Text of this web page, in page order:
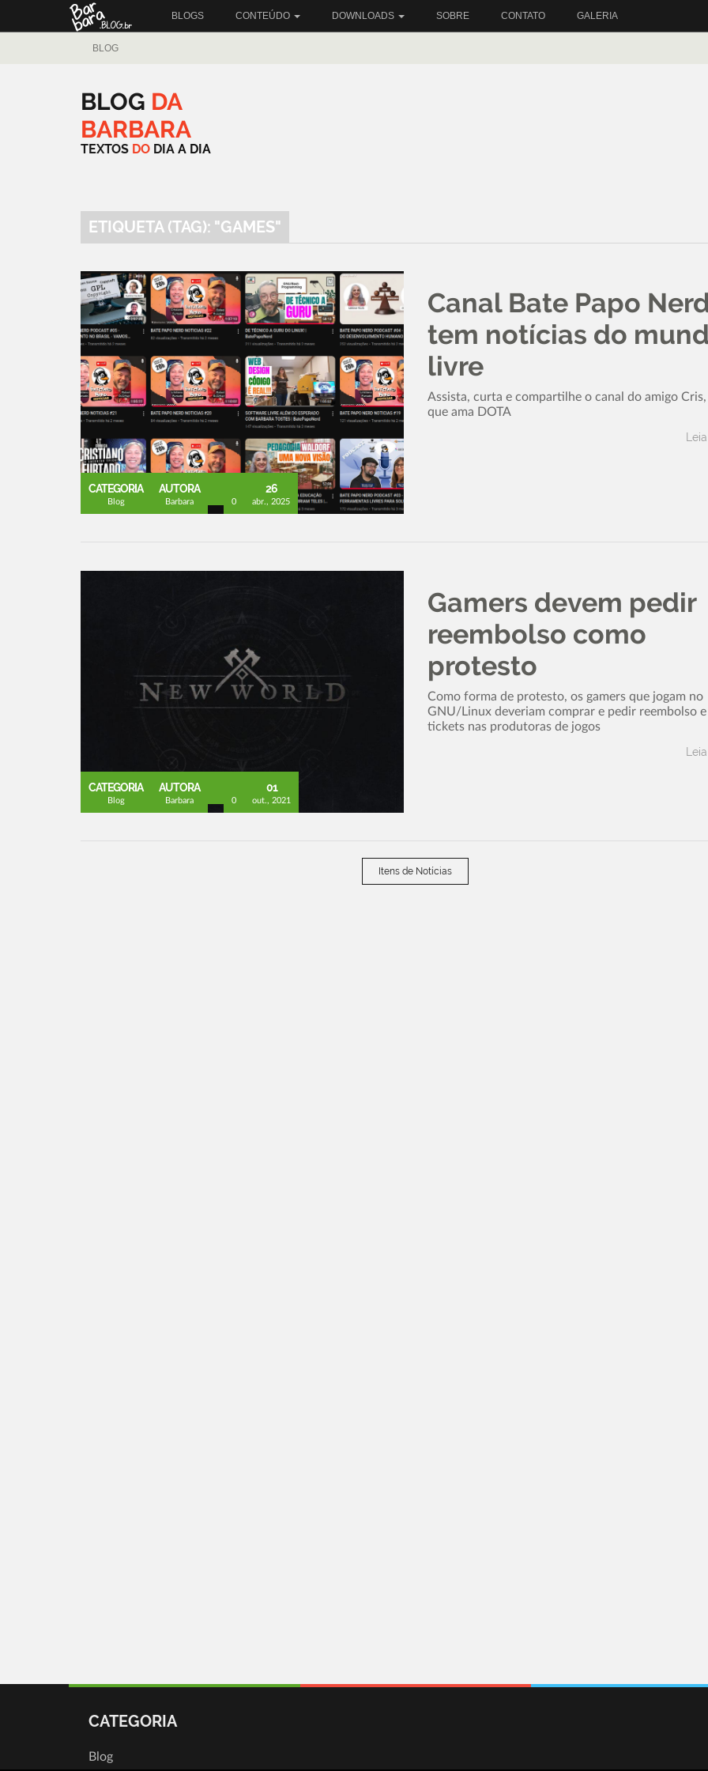
BLOGS CONTEÚDO DOWNLOADS SOBRE CONTATO GALERIA
BLOG
BLOG DA
BARBARA
TEXTOS DO DIA A DIA
ETIQUETA (TAG): "GAMES"
CATEGORIA
Blog
AUTORA
Barbara 0
26
abr., 2025
Canal Bate Papo
tem notícias do
livre
Assista, curta e compartilhe o canal do amigo Cris,
que ama DOTA
CATEGORIA
Blog
AUTORA
Barbara 0
01
out., 2021
Gamers devem pedir
reembolso como
protesto
Como forma de protesto, os gamers que jogam no
GNU/Linux deveriam comprar e pedir reembolso
tickets nas produtoras de jogos
Itens de Notícias
CATEGORIA
Blog